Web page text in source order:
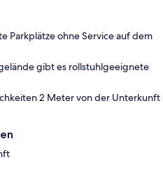
Parkplätze ohne Service auf dem
gibt es rollstuhlgeeignete
2 Meter von der Unterkunft